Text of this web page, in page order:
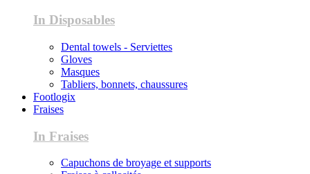
In Disposables
Dental towels - Serviettes
Gloves
Masques
Tabliers, bonnets, chaussures
Footlogix
Fraises
In Fraises
Capuchons de broyage et supports